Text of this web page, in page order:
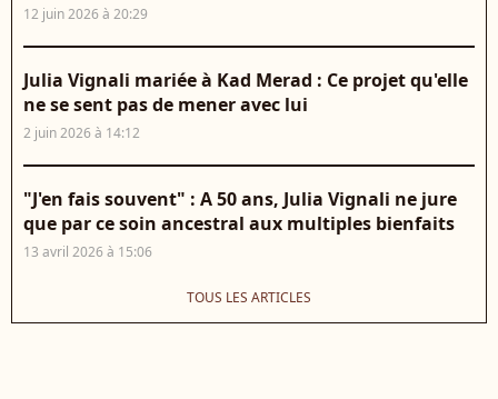
12 juin 2026 à 20:29
Julia Vignali mariée à Kad Merad : Ce projet qu'elle
ne se sent pas de mener avec lui
2 juin 2026 à 14:12
"J'en fais souvent" : A 50 ans, Julia Vignali ne jure
que par ce soin ancestral aux multiples bienfaits
13 avril 2026 à 15:06
TOUS LES ARTICLES